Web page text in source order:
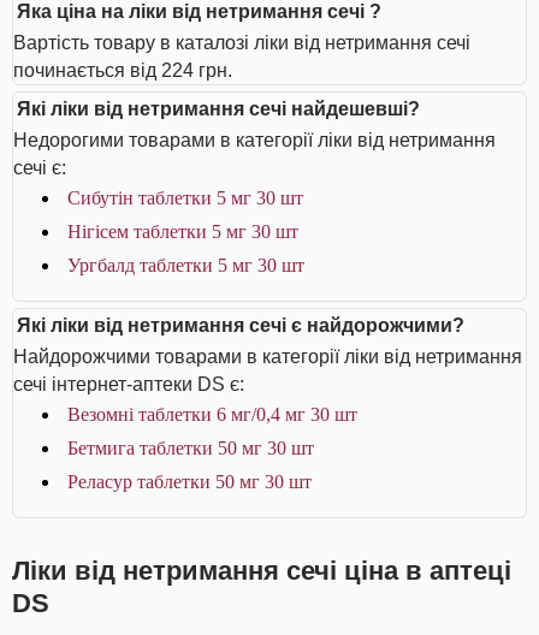
Яка ціна на ліки від нетримання сечі ?
Вартість товару в каталозі ліки від нетримання сечі
починається від 224 грн.
Які ліки від нетримання сечі найдешевші?
Недорогими товарами в категорії ліки від нетримання
сечі є:
Сибутін таблетки 5 мг 30 шт
Нігісем таблетки 5 мг 30 шт
Ургбалд таблетки 5 мг 30 шт
Які ліки від нетримання сечі є найдорожчими?
Найдорожчими товарами в категорії ліки від нетримання
сечі інтернет-аптеки DS є:
Везомні таблетки 6 мг/0,4 мг 30 шт
Бетмига таблетки 50 мг 30 шт
Реласур таблетки 50 мг 30 шт
Ліки від нетримання сечі ціна в аптеці
DS